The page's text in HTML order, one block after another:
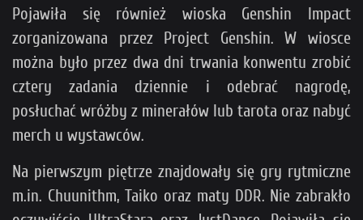
Pojawiła się również wioska Genshin Impact
zorganizowana przez Project Genshin. W wiosce
można było przez dwa dni trwania konwentu zrobić
cztery zadania dziennie i odebrać nagrodę,
posłuchać wróżby z minerałów lub tarota oraz nabyć
merch u wystawców.
Na pierwszym piętrze znajdowały się gry rytmiczne
m.in. Chuunithm, Taiko oraz maty DDR. Nie zabrakło